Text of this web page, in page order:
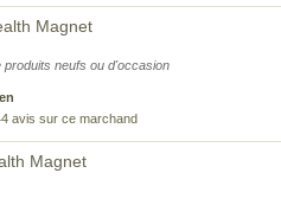
Magnet
produits neufs ou d'occasion
avis sur ce marchand
Magnet